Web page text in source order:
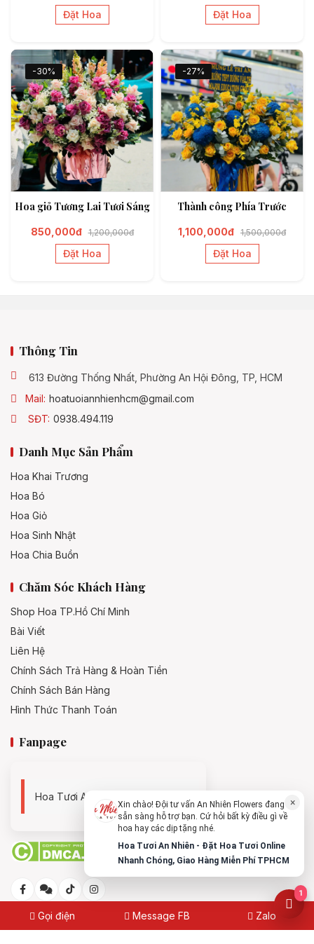
Đặt Hoa Đặt Hoa
-30%
Hoa giỏ Tương Lai Tươi Sáng
850,000đ 1,200,000đ
Đặt Hoa
-27%
Thành công Phía Trước
1,100,000đ 1,500,000đ
Đặt Hoa
Gọi điện Message FB Zalo
Thông Tin
613 Đường Thống Nhất, Phường An Hội Đông, TP, HCM
Mail: hoatuoiannhienhcm@gmail.com
SĐT: 0938.494.119
Danh Mục Sản Phẩm
Hoa Khai Trương
Hoa Bó
Hoa Giỏ
Hoa Sinh Nhật
Hoa Chia Buồn
Chăm Sóc Khách Hàng
Shop Hoa TP.Hồ Chí Minh
Bài Viết
Liên Hệ
Chính Sách Trả Hàng & Hoàn Tiền
Chính Sách Bán Hàng
Hình Thức Thanh Toán
Fanpage
Hoa Tươi An Nhiên - 0938494119 ×
Xin chào! Đội tư vấn An Nhiên Flowers đang
sẵn sàng hỗ trợ bạn. Cứ hỏi bất kỳ điều gì về
hoa hay các dịp tặng nhé.
Hoa Tươi An Nhiên - Đặt Hoa Tươi Online
Nhanh Chóng, Giao Hàng Miễn Phí TPHCM
1